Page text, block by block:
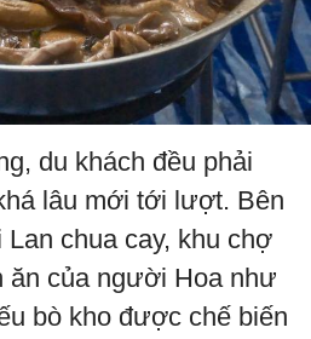
du khách đều phải
lâu mới tới lượt. Bên
chua cay, khu chợ
ăn của người Hoa như
bò kho được chế biến